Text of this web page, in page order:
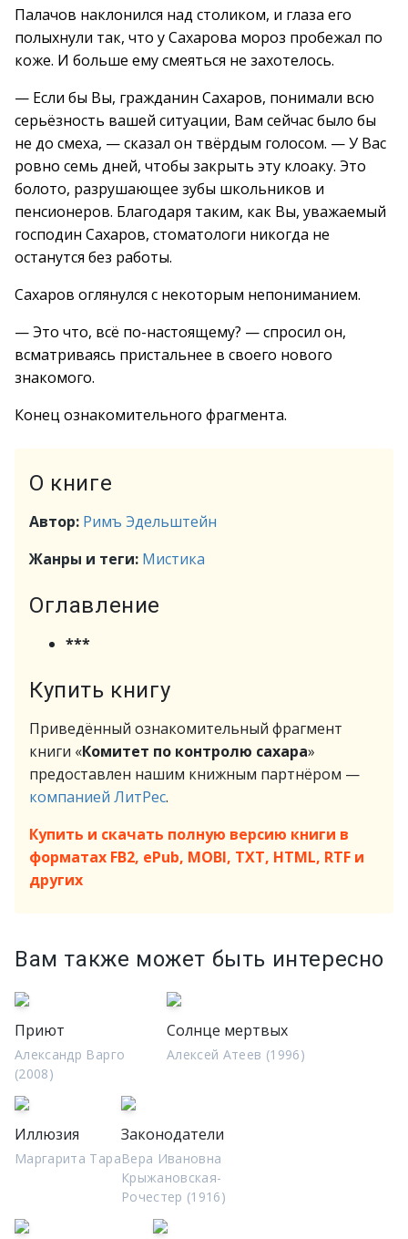
Палачов наклонился над столиком, и глаза его
полыхнули так, что у Сахарова мороз пробежал по
коже. И больше ему смеяться не захотелось.
— Если бы Вы, гражданин Сахаров, понимали всю
серьёзность вашей ситуации, Вам сейчас было бы
не до смеха, — сказал он твёрдым голосом. — У Вас
ровно семь дней, чтобы закрыть эту клоаку. Это
болото, разрушающее зубы школьников и
пенсионеров. Благодаря таким, как Вы, уважаемый
господин Сахаров, стоматологи никогда не
останутся без работы.
Сахаров оглянулся с некоторым непониманием.
— Это что, всё по-настоящему? — спросил он,
всматриваясь пристальнее в своего нового
знакомого.
Конец ознакомительного фрагмента.
О книге
Автор: Римъ Эдельштейн
Жанры и теги: Мистика
Оглавление
***
Купить книгу
Приведённый ознакомительный фрагмент
книги «Комитет по контролю сахара»
предоставлен нашим книжным партнёром —
компанией ЛитРес.
Купить и скачать полную версию книги в
форматах FB2, ePub, MOBI, TXT, HTML, RTF и
других
Вам также может быть интересно
Приют
Александр Варго
(2008)
Солнце мертвых
Алексей Атеев (1996)
Иллюзия
Маргарита Тара
Законодатели
Вера Ивановна
Крыжановская-
Рочестер (1916)